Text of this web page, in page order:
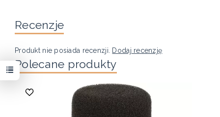
Recenzje
Produkt nie posiada recenzji. Dodaj recenzję
Polecane produkty